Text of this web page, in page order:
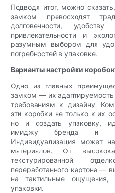
Подводя итог, можно
замком превосходят
долговечности, удобству
привлекательности и
разумным выбором для
потребностей в упаковке.
Варианты настройки
Одно из главных
замком — их
требованиям к дизайну.
эти коробки не только к их
но и создать упаковку,
имиджу бренда и
Индивидуализация может
материалов. От
текстурированной
переработанного картона —
на тактильные ощущения,
упаковки.